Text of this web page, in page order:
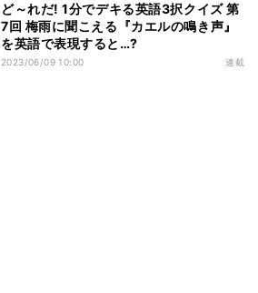
ど～れだ! 1分でデキる英語3択クイズ 第
7回 梅雨に聞こえる『カエルの鳴き声』
を英語で表現すると…?
2023/06/09 10:00 連載